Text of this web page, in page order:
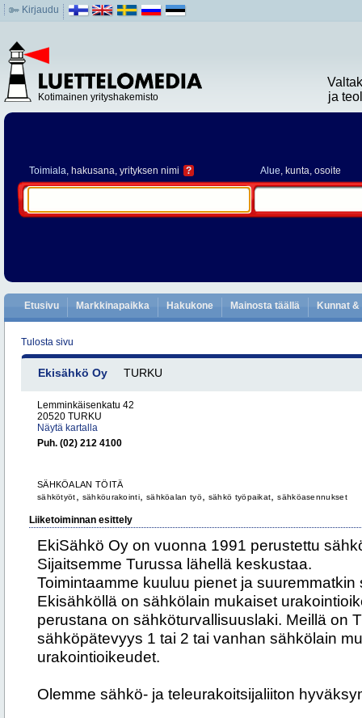
Kirjaudu
Kotimainen yrityshakemisto
ja
Toimiala, hakusana, yrityksen nimi ? Alue, kunta, osoite
Etusivu Markkinapaikka Hakukone Mainosta täällä Kunnat
Tulosta sivu
Ekisähkö Oy TURKU
Lemminkäisenkatu 42
20520 TURKU
Näytä kartalla
Puh. (02) 212 4100
SÄHKÖALAN TÖITÄ
sähkötyöt sähköurakointi, sähköalan työ, sähkö työpaikat ,sähköasennukset
Liiketoiminnan esittely
EkiSähkö Oy on vuonna 1991 perustettu
Sijaitsemme Turussa lähellä keskustaa.
Toimintaamme kuuluu pienet ja
Ekisähköllä on sähkölain mukaiset
perustana on sähköturvallisuuslaki. Meillä on
sähköpätevyys 1 tai 2 tai vanhan sähkölain
urakointioikeudet.
Olemme sähkö- ja teleurakoitsijaliiton